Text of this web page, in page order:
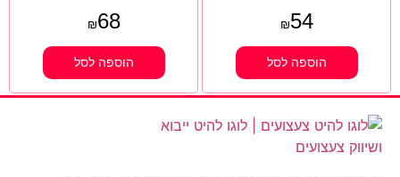
₪54
הוספה לסל
₪68
הוספה לסל